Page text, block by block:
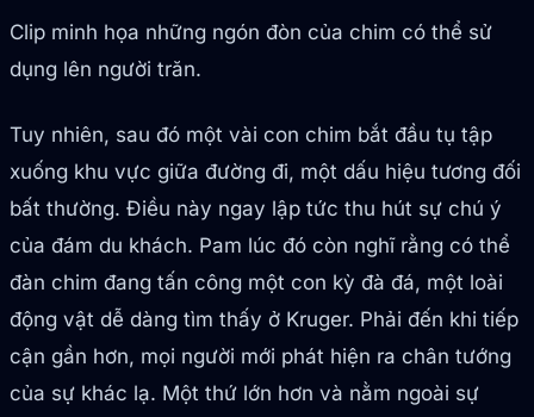
Clip minh họa những ngón đòn của chim có thể sử
dụng lên người trăn.
Tuy nhiên, sau đó một vài con chim bắt đầu tụ tập
xuống khu vực giữa đường đi, một dấu hiệu tương đối
bất thường. Điều này ngay lập tức thu hút sự chú ý
của đám du khách. Pam lúc đó còn nghĩ rằng có thể
đàn chim đang tấn công một con kỳ đà đá, một loài
động vật dễ dàng tìm thấy ở Kruger. Phải đến khi tiếp
cận gần hơn, mọi người mới phát hiện ra chân tướng
của sự khác lạ. Một thứ lớn hơn và nằm ngoài sự